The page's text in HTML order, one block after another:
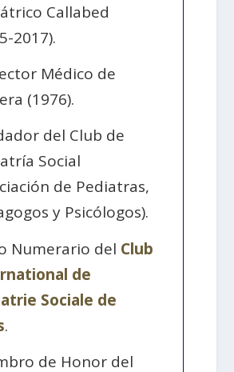
Callabed
2017).
Médico de
(1976).
del Club de
Social
de Pediatras,
y Psicólogos).
Numerario del Club
de
Sociale de
.
de Honor del